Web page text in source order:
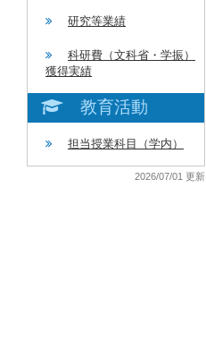
研究等業績
科研費（文科省・学振）
獲得実績
教育活動
担当授業科目（学内）
2026/07/01 更新